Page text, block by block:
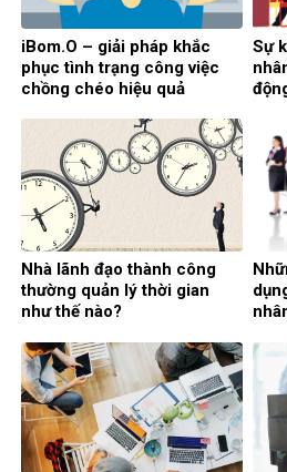
iBom.O – giải pháp khắc
phục tình trạng công việc
chồng chéo hiệu quả
Sự
Nhà lãnh đạo thành công
thường quản lý thời gian
như thế nào?